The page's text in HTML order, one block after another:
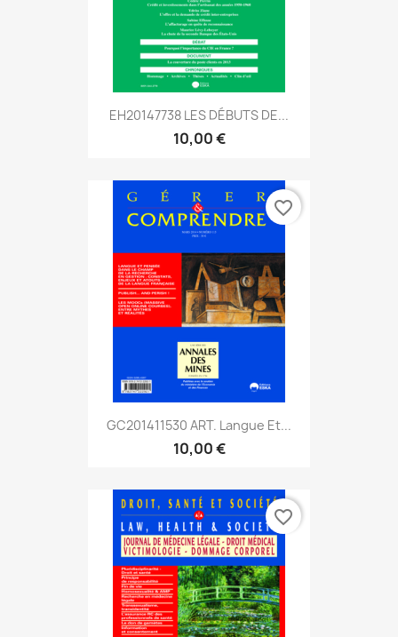
EH20147738 LES DÉBUTS DE...
10,00 €
GC201411530 ART. Langue Et...
10,00 €
favorite_border
favorite_border